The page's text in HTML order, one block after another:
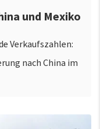
und Mexiko
Verkaufszahlen:
nach China im